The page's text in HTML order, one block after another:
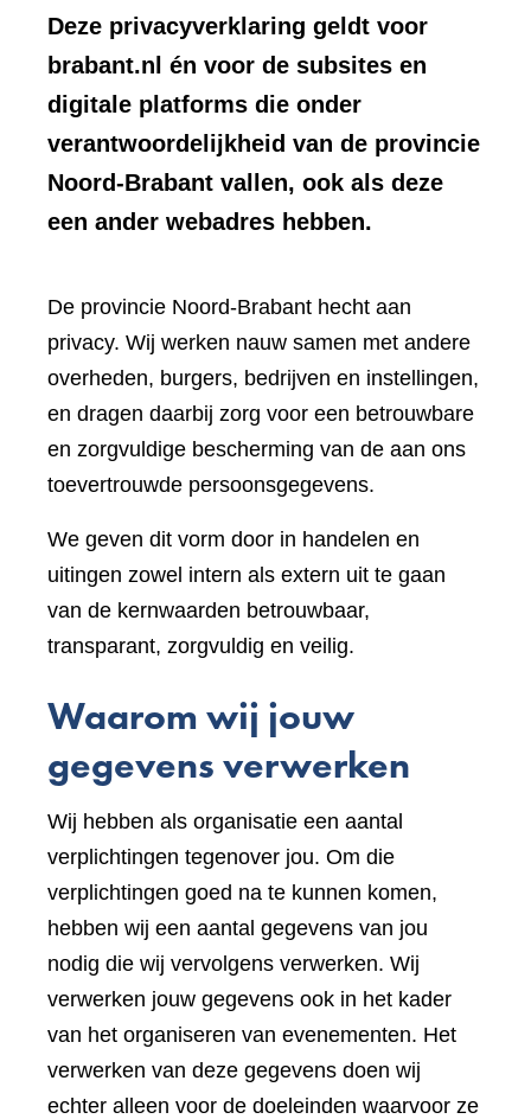
Deze privacyverklaring geldt voor
brabant.nl én voor de subsites en
digitale platforms die onder
verantwoordelijkheid van de provincie
Noord-Brabant vallen, ook als deze
een ander webadres hebben.
De provincie Noord-Brabant hecht aan
privacy. Wij werken nauw samen met andere
overheden, burgers, bedrijven en instellingen,
en dragen daarbij zorg voor een betrouwbare
en zorgvuldige bescherming van de aan ons
toevertrouwde persoonsgegevens.
We geven dit vorm door in handelen en
uitingen zowel intern als extern uit te gaan
van de kernwaarden betrouwbaar,
transparant, zorgvuldig en veilig.
Waarom wij jouw
gegevens verwerken
Wij hebben als organisatie een aantal
verplichtingen tegenover jou. Om die
verplichtingen goed na te kunnen komen,
hebben wij een aantal gegevens van jou
nodig die wij vervolgens verwerken. Wij
verwerken jouw gegevens ook in het kader
van het organiseren van evenementen. Het
verwerken van deze gegevens doen wij
echter alleen voor de doeleinden waarvoor ze